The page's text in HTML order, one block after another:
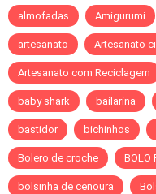
almofadas Amigurumi
artesanato Artesanato
Artesanato com Reciclagem
baby shark bailarina
bastidor bichinhos
Bolero de croche BOLO
bolsinha de cenoura